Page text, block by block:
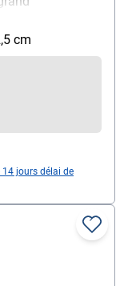
cm
14 jours délai de